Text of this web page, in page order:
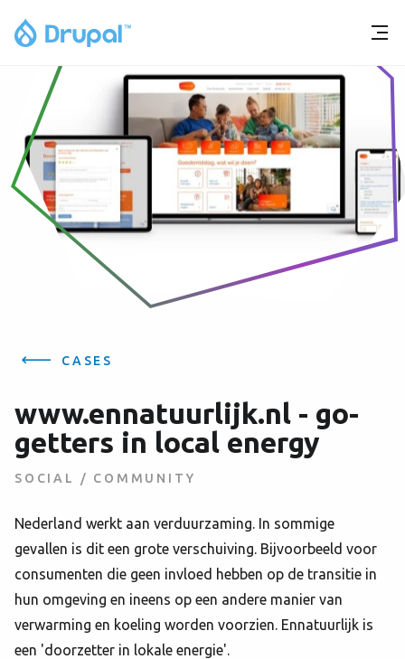
CASES
www.ennatuurlijk.nl - go-
getters in local energy
SOCIAL / COMMUNITY
Nederland werkt aan verduurzaming. In sommige
gevallen is dit een grote verschuiving. Bijvoorbeeld voor
consumenten die geen invloed hebben op de transitie in
hun omgeving en ineens op een andere manier van
verwarming en koeling worden voorzien. Ennatuurlijk is
een 'doorzetter in lokale energie'.